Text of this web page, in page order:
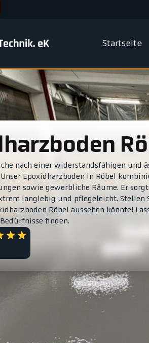
Startseite
nach einer widerstandsfähigen und
Epoxidharzboden in Röbel
sowie gewerbliche Räume. Er
langlebig und pflegeleicht.
Röbel aussehen könnte!
finden.